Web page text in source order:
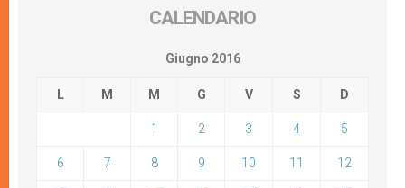
CALENDARIO
Giugno 2016
L M M G V S D
1 2 3 4 5
6 7 8 9 10 11 12